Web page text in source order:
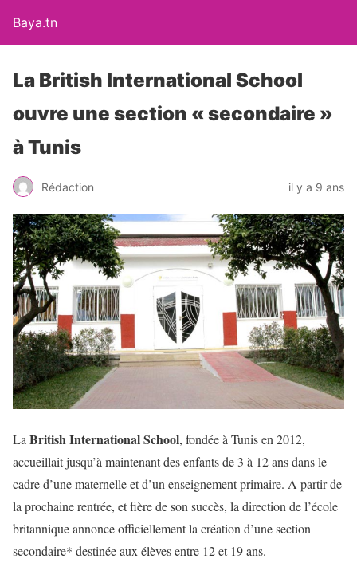
Baya.tn
La British International School
ouvre une section « secondaire »
à Tunis
Rédaction il y a 9 ans
La British International School, fondée à Tunis en 2012,
accueillait jusqu’à maintenant des enfants de 3 à 12 ans dans le
cadre d’une maternelle et d’un enseignement primaire. A partir de
la prochaine rentrée, et fière de son succès, la direction de l’école
britannique annonce officiellement la création d’une section
secondaire* destinée aux élèves entre 12 et 19 ans.